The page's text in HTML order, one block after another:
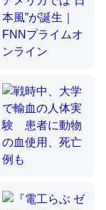
てて両方に不
シウムを使わ
のか？
はなぜ海にいな